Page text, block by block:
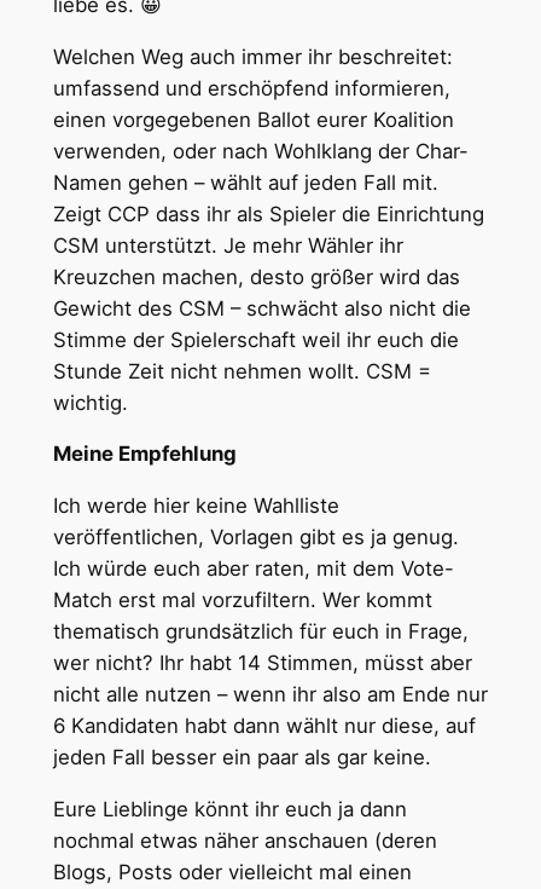
Welchen Weg auch immer ihr beschreitet:
umfassend und erschöpfend informieren,
einen vorgegebenen Ballot eurer Koalition
verwenden, oder nach Wohlklang der Char-
Namen gehen – wählt auf jeden Fall mit.
Zeigt CCP dass ihr als Spieler die Einrichtung
CSM unterstützt. Je mehr Wähler ihr
Kreuzchen machen, desto größer wird das
Gewicht des CSM – schwächt also nicht die
Stimme der Spielerschaft weil ihr euch die
Stunde Zeit nicht nehmen wollt. CSM =
wichtig.
Meine Empfehlung
Ich werde hier keine Wahlliste
veröffentlichen, Vorlagen gibt es ja genug.
Ich würde euch aber raten, mit dem Vote-
Match erst mal vorzufiltern. Wer kommt
thematisch grundsätzlich für euch in Frage,
wer nicht? Ihr habt 14 Stimmen, müsst aber
nicht alle nutzen – wenn ihr also am Ende nur
6 Kandidaten habt dann wählt nur diese, auf
jeden Fall besser ein paar als gar keine.
Eure Lieblinge könnt ihr euch ja dann
nochmal etwas näher anschauen (deren
Blogs, Posts oder vielleicht mal einen